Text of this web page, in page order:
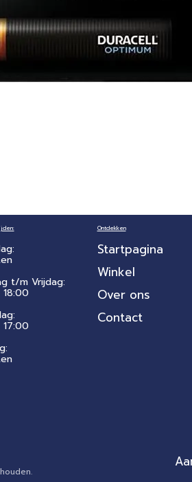
t/m Vrijdag:
Ontdekken
Startpagina
Winkel
Over ons
Contact